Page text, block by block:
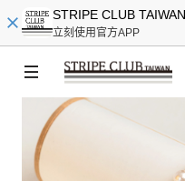
STRIPE CLUB TAIWAN
立刻使用官方APP